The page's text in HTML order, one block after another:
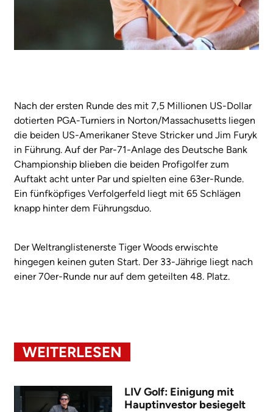
Nach der ersten Runde des mit 7,5 Millionen US-Dollar
dotierten PGA-Turniers in Norton/Massachusetts liegen
die beiden US-Amerikaner Steve Stricker und Jim Furyk
in Führung. Auf der Par-71-Anlage des Deutsche Bank
Championship blieben die beiden Profigolfer zum
Auftakt acht unter Par und spielten eine 63er-Runde.
Ein fünfköpfiges Verfolgerfeld liegt mit 65 Schlägen
knapp hinter dem Führungsduo.
Der Weltranglistenerste Tiger Woods erwischte
hingegen keinen guten Start. Der 33-Jährige liegt nach
einer 70er-Runde nur auf dem geteilten 48. Platz.
WEITERLESEN
LIV Golf: Einigung mit
Hauptinvestor besiegelt